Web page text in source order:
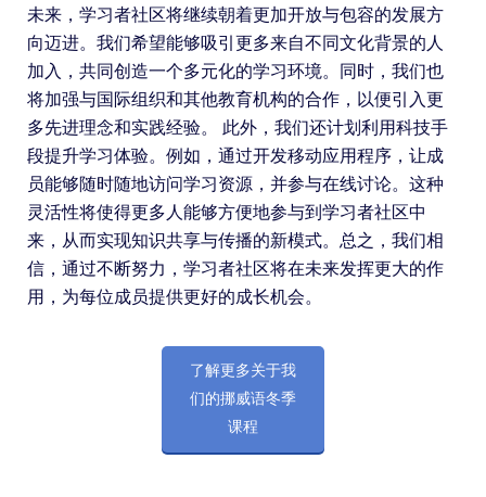
未来，学习者社区将继续朝着更加开放与包容的发展方
向迈进。我们希望能够吸引更多来自不同文化背景的人
加入，共同创造一个多元化的学习环境。同时，我们也
将加强与国际组织和其他教育机构的合作，以便引入更
多先进理念和实践经验。 此外，我们还计划利用科技手
段提升学习体验。例如，通过开发移动应用程序，让成
员能够随时随地访问学习资源，并参与在线讨论。这种
灵活性将使得更多人能够方便地参与到学习者社区中
来，从而实现知识共享与传播的新模式。总之，我们相
信，通过不断努力，学习者社区将在未来发挥更大的作
用，为每位成员提供更好的成长机会。
了解更多关于我
们的挪威语冬季
课程